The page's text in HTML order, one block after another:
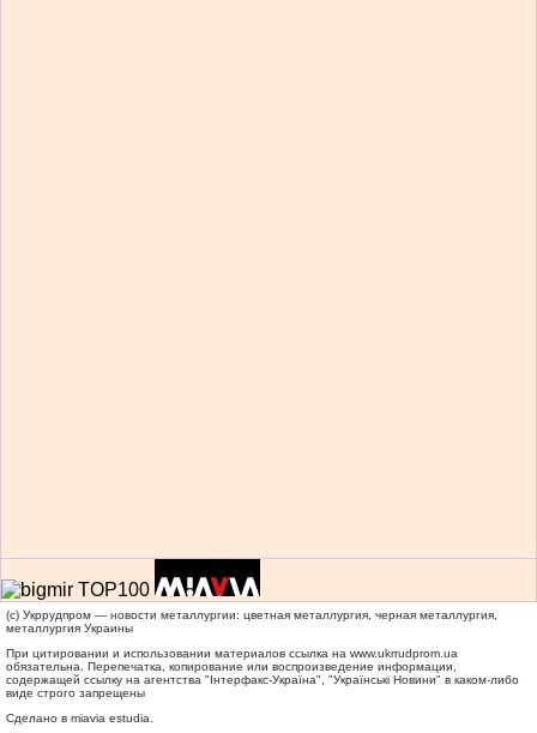
(c) Укррудпром — новости металлургии: цветная металлургия, черная металлургия,
металлургия Украины
При цитировании и использовании материалов ссылка на www.ukrrudprom.ua
обязательна. Перепечатка, копирование или воспроизведение информации,
содержащей ссылку на агентства "Iнтерфакс-Україна", "Українськi Новини" в каком-либо
виде строго запрещены
Сделано в miavia estudia.